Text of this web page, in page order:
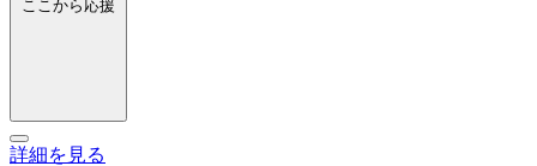
ここから応援
詳細を見る